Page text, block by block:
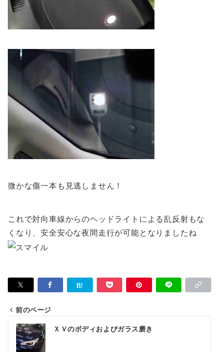
微かな傷一本も見逃しません！
これで対向車線からのヘッドライトによる乱反射もな
くなり、安全安心な夜間走行が可能となりましたね
投
稿
前のページ
ＸＶのボディおよびガラス磨き